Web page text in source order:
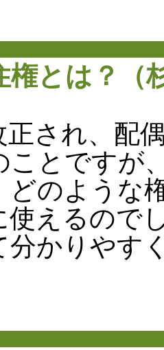
権とは？（
され、配
ことですが
どのような
使えるので
分かりやす